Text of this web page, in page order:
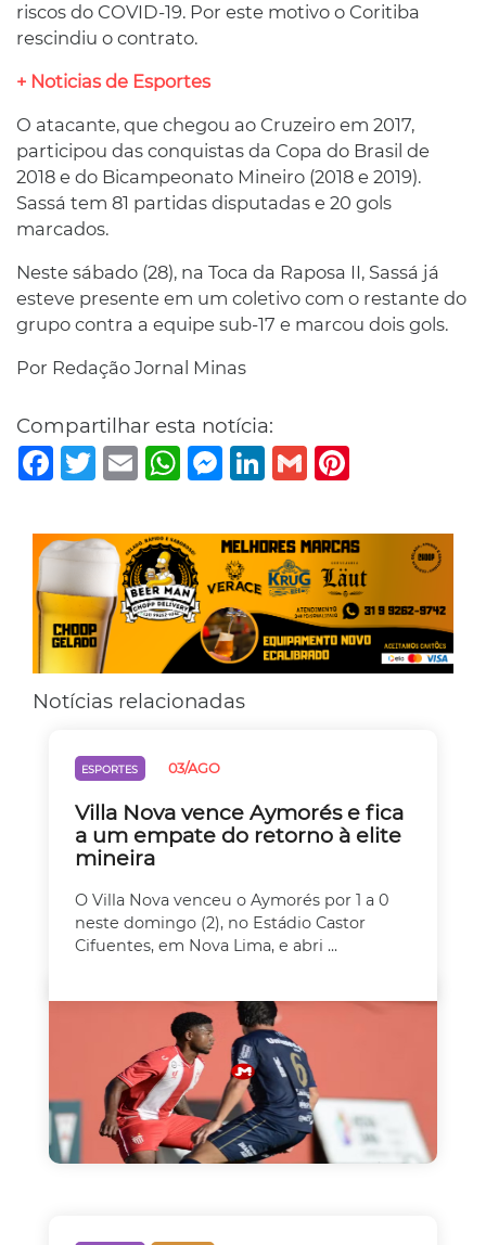
riscos do COVID-19. Por este motivo o Coritiba
rescindiu o contrato.
+ Noticias de Esportes
O atacante, que chegou ao Cruzeiro em 2017,
participou das conquistas da Copa do Brasil de
2018 e do Bicampeonato Mineiro (2018 e 2019).
Sassá tem 81 partidas disputadas e 20 gols
marcados.
Neste sábado (28), na Toca da Raposa II, Sassá já
esteve presente em um coletivo com o restante do
grupo contra a equipe sub-17 e marcou dois gols.
Por Redação Jornal Minas
Compartilhar esta notícia:
Facebook
TwitterEmail WhatsAppMessenger
LinkedIn
Gmail
Notícias relacionadas
ESPORTES 03/AGO
Villa Nova vence Aymorés e fica
a um empate do retorno à elite
mineira
O Villa Nova venceu o Aymorés por 1 a 0
neste domingo (2), no Estádio Castor
Cifuentes, em Nova Lima, e abri ...